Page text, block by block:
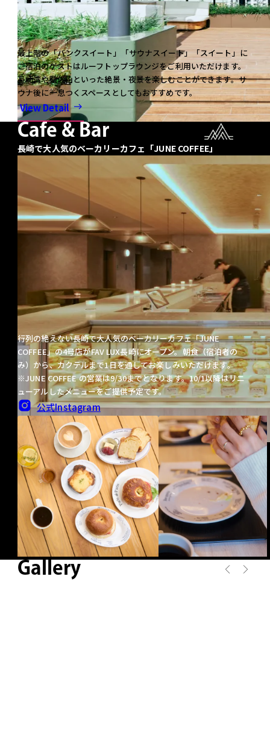
最上階の「バンクスイート」「サウナスイート」「スイート」に
ご宿泊のゲストはルーフトップラウンジをご利用いただけます。
長崎湾や稲佐山といった絶景・夜景を楽しむことができます。サ
ウナ後に一息つくスペースとしてもおすすめです。
View Detail
Cafe & Bar
長崎で大人気のベーカリーカフェ「JUNE COFFEE」
行列の絶えない長崎で大人気のベーカリーカフェ「JUNE
COFFEE」の4号店がFAV LUX長崎にオープン。朝食（宿泊者の
み）から、カクテルまで1日を通してお楽しみいただけます。
※JUNE COFFEE の営業は9/30までとなります。10/1以降はリニ
ューアルしたメニューをご提供予定です。
公式Instagram
Gallery